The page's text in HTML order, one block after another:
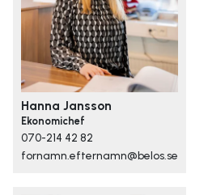
Hanna Jansson
Ekonomichef
070-214 42 82
fornamn.efternamn@belos.se